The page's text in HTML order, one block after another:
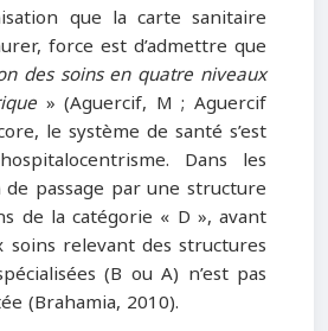
que la carte sanitaire
force est d’admettre que
des soins en quatre niveaux
» (Aguercif, M ; Aguercif
le système de santé s’est
Dans les
de passage par une structure
de la catégorie « D », avant
relevant des structures
(B ou A) n’est pas
(Brahamia, 2010).